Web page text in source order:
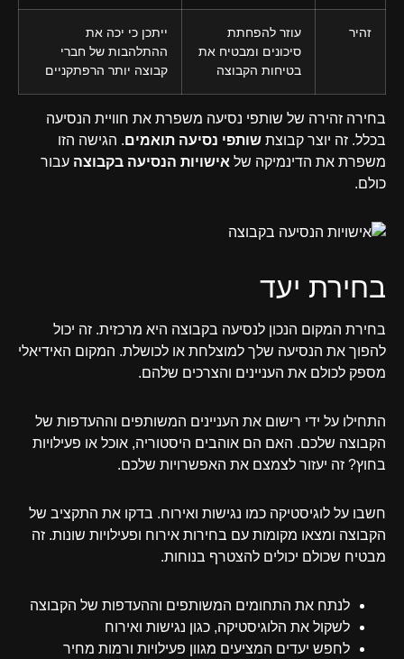
זהיר
עוזר להפחתת
סיכונים ומבטיח את
בטיחות הקבוצה
ייתכן כי יכה את
ההתלהבות של חברי
קבוצה יותר הרפתקניים
בחירה זהירה של שותפי נסיעה משפרת את חוויית הנסיעה
בכלל. זה יוצר קבוצת שותפי נסיעה תואמים. הגישה הזו
משפרת את הדינמיקה של אישויות הנסיעה בקבוצה עבור
כולם.
בחירת יעד
בחירת המקום הנכון לנסיעה בקבוצה היא מרכזית. זה יכול
להפוך את הנסיעה שלך למוצלחת או לכושלת. המקום האידיאלי
מספק לכולם את העניינים והצרכים שלהם.
התחילו על ידי רישום את העניינים המשותפים וההעדפות של
הקבוצה שלכם. האם הם אוהבים היסטוריה, אוכל או פעילויות
בחוץ? זה יעזור לצמצם את האפשרויות שלכם.
חשבו על לוגיסטיקה כמו נגישות ואירוח. בדקו את התקציב של
הקבוצה ומצאו מקומות עם בחירות אירוח ופעילויות שונות. זה
מבטיח שכולם יכולים להצטרף בנוחות.
לנתח את התחומים המשותפים וההעדפות של הקבוצה
לשקול את הלוגיסטיקה, כגון נגישות ואירוח
לחפש יעדים המציעים מגוון פעילויות ורמות מחיר